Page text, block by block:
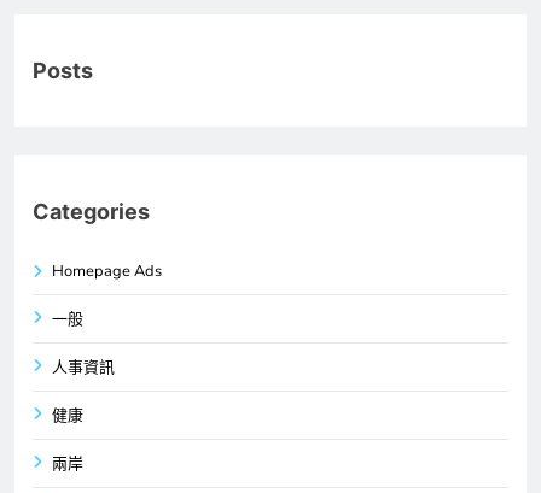
Posts
Categories
Homepage Ads
一般
人事資訊
健康
兩岸